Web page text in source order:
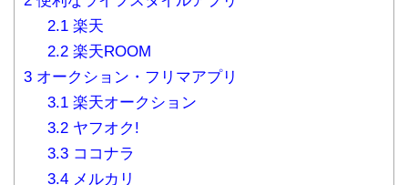
2.1楽天
2.2楽天ROOM
3 オークション・フリマアプリ
3.1楽天オークション
3.2ヤフオク!
3.3ココナラ
3.4メルカリ